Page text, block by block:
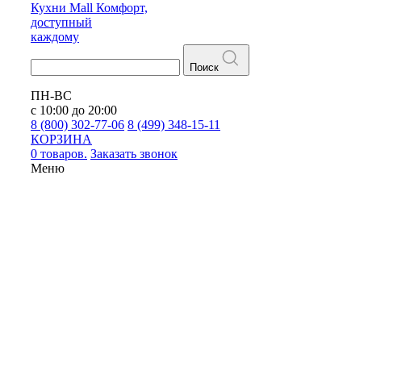
Кухни Mall Комфорт,
доступный
каждому
Поиск
ПН-ВС
с 10:00 до 20:00
8 (800) 302-77-06 8 (499) 348-15-11
КОРЗИНА
0 товаров. Заказать звонок
Меню